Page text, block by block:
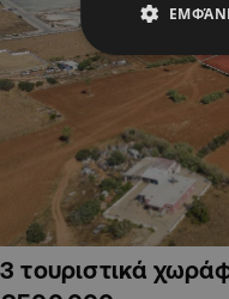
3 τουριστικά